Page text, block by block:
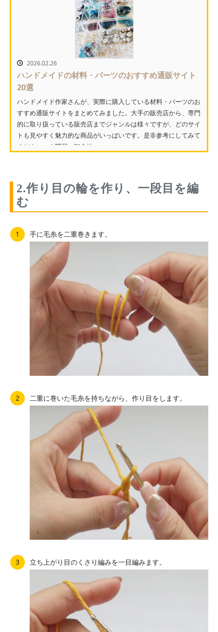
2026.02.26
ハンドメイドの材料・パーツのおすすめ通販サイト
20選
ハンドメイド作家さんが、実際に購入している材料・パーツのお
すすめ通販サイトをまとめてみました。大手の販売店から、専門
的に取り扱っている販売店までジャンルは様々ですが、どのサイ
トも見やすく魅力的な商品がいっぱいです。是非参考にしてみて
ください。 1.問屋・卸会社...
2.作り目の輪を作り、一段目を編
む
手に毛糸を二重巻きます。
二重に巻いた毛糸を持ちながら、作り目をします。
立ち上がり目のくさり編みを一目編みます。